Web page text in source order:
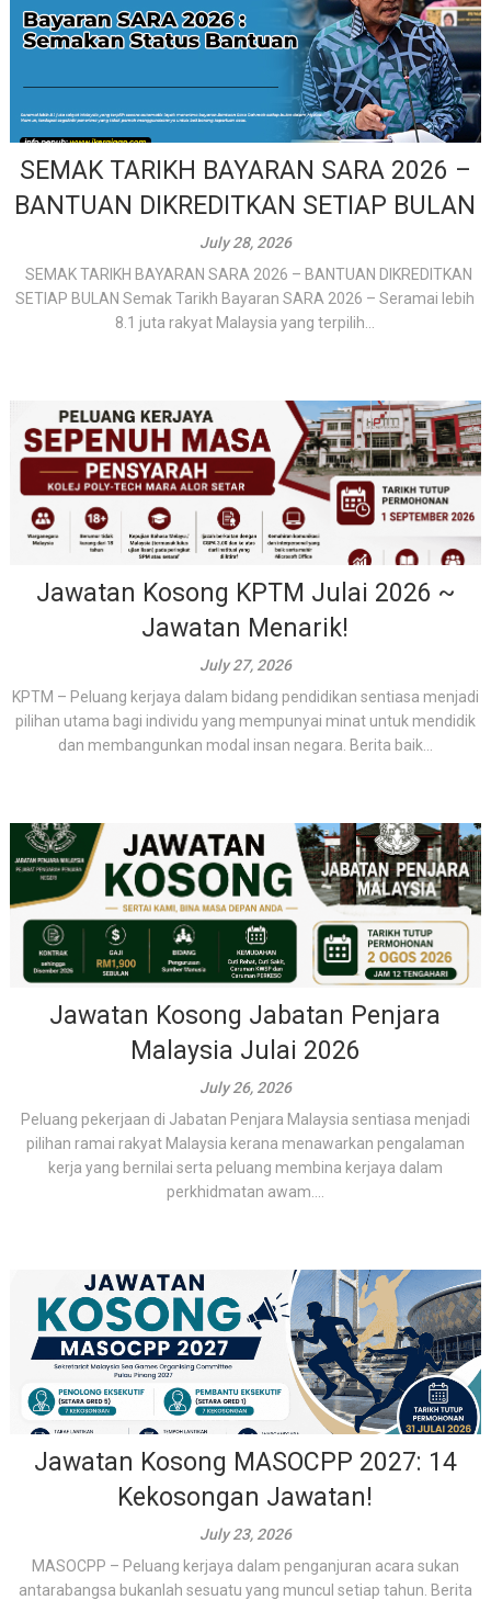
SEMAK TARIKH BAYARAN SARA 2026 –
BANTUAN DIKREDITKAN SETIAP BULAN
July 28, 2026
SEMAK TARIKH BAYARAN SARA 2026 – BANTUAN DIKREDITKAN
SETIAP BULAN Semak Tarikh Bayaran SARA 2026 – Seramai lebih
8.1 juta rakyat Malaysia yang terpilih...
Jawatan Kosong KPTM Julai 2026 ~
Jawatan Menarik!
July 27, 2026
KPTM – Peluang kerjaya dalam bidang pendidikan sentiasa menjadi
pilihan utama bagi individu yang mempunyai minat untuk mendidik
dan membangunkan modal insan negara. Berita baik...
Jawatan Kosong Jabatan Penjara
Malaysia Julai 2026
July 26, 2026
Peluang pekerjaan di Jabatan Penjara Malaysia sentiasa menjadi
pilihan ramai rakyat Malaysia kerana menawarkan pengalaman
kerja yang bernilai serta peluang membina kerjaya dalam
perkhidmatan awam....
Jawatan Kosong MASOCPP 2027: 14
Kekosongan Jawatan!
July 23, 2026
MASOCPP – Peluang kerjaya dalam penganjuran acara sukan
antarabangsa bukanlah sesuatu yang muncul setiap tahun. Berita